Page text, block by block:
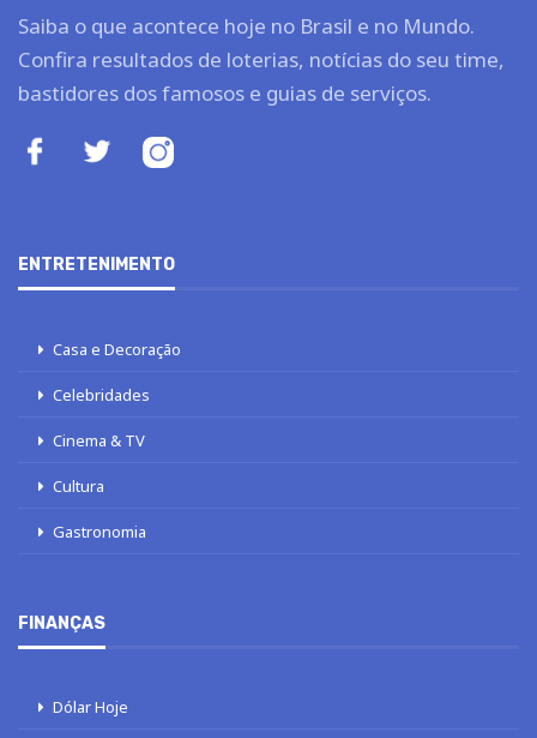
Saiba o que acontece hoje no Brasil e no Mundo.
Confira resultados de loterias, notícias do seu time,
bastidores dos famosos e guias de serviços.
ENTRETENIMENTO
Casa e Decoração
Celebridades
Cinema & TV
Cultura
Gastronomia
FINANÇAS
Dólar Hoje